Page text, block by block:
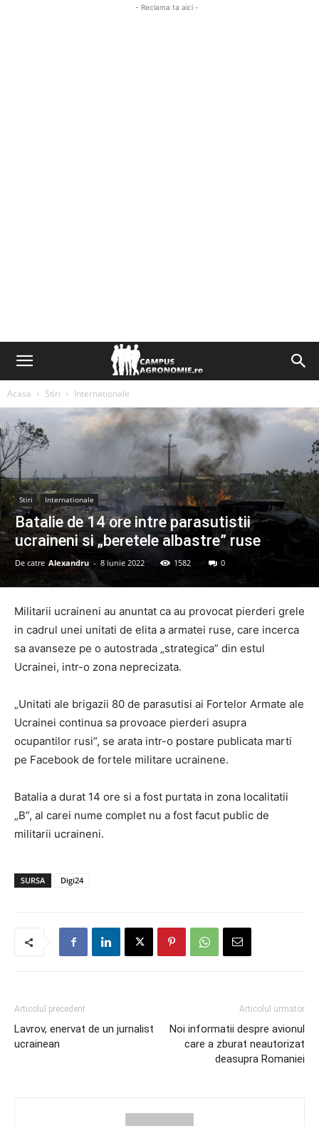
- Reclama ta aici -
Acasa Stiri Internationale
Stiri Internationale
Batalie de 14 ore intre parasutistii
ucraineni si „beretele albastre” ruse
De catre Alexandru - 8 iunie 2022 1582 0
Militarii ucraineni au anuntat ca au provocat pierderi grele
in cadrul unei unitati de elita a armatei ruse, care incerca
sa avanseze pe o autostrada „strategica” din estul
Ucrainei, intr-o zona neprecizata.
„Unitati ale brigazii 80 de parasutisi ai Fortelor Armate ale
Ucrainei continua sa provoace pierderi asupra
ocupantilor rusi”, se arata intr-o postare publicata marti
pe Facebook de fortele militare ucrainene.
Batalia a durat 14 ore si a fost purtata in zona localitatii
„B”, al carei nume complet nu a fost facut public de
militarii ucraineni.
SURSA Digi24
Articolul precedent
Lavrov, enervat de un jurnalist
ucrainean
Articolul urmator
Noi informatii despre avionul
care a zburat neautorizat
deasupra Romaniei